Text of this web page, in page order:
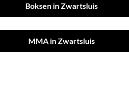
Boksen in Zwartsluis
MMA in Zwartsluis